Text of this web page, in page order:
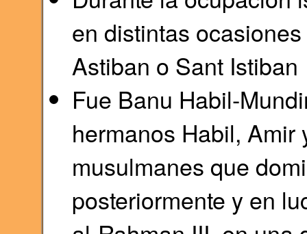
en distintas
Astiban o Sant Istiban
Fue Banu Habil-
hermanos Habil, Amir
musulmanes que
posteriormente y en